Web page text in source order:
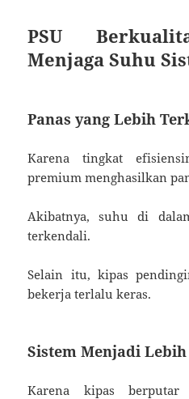
PSU
Menjaga Suhu
Panas yang Lebih
Karena tingkat
premium menghasilkan
Akibatnya, suhu di
terkendali.
Selain itu, kipas
bekerja terlalu keras.
Sistem Menjadi Lebih
Karena kipas